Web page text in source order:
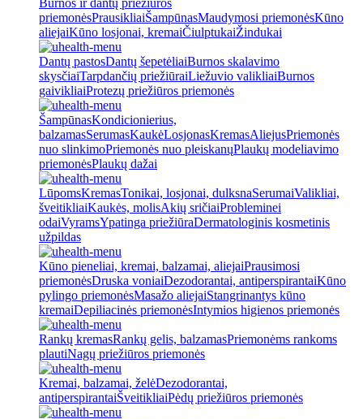
Burnos ir dantų priežiūros
priemonėsPrausikliaiŠampūnasMaudymosi priemonėsKūno
aliejaiKūno losjonai, kremaiČiulptukaiŽindukai
Dantų pastosDantų šepetėliaiBurnos skalavimo
skysčiaiTarpdančių priežiūraiLiežuvio valikliaiBurnos
gaivikliaiProtezų priežiūros priemonės
ŠampūnasKondicionierius,
balzamasSerumasKaukėLosjonasKremasAliejusPriemonės
nuo slinkimoPriemonės nuo pleiskanųPlaukų modeliavimo
priemonėsPlaukų dažai
LūpomsKremasTonikai, losjonai, dulksnaSerumaiValikliai,
šveitikliaiKaukės, molisAkių sričiaiProbleminei
odaiVyramsYpatinga priežiūraDermatologinis kosmetinis
užpildas
Kūno pieneliai, kremai, balzamai, aliejaiPrausimosi
priemonėsDruska voniaiDezodorantai, antiperspirantaiKūno
pylingo priemonėsMasažo aliejaiStangrinantys kūno
kremaiDepiliacinės priemonėsIntymios higienos priemonės
Rankų kremasRankų gelis, balzamasPriemonėms rankoms
plautiNagų priežiūros priemonės
Kremai, balzamai, želėDezodorantai,
antiperspirantaiŠveitikliaiPėdų priežiūros priemonės